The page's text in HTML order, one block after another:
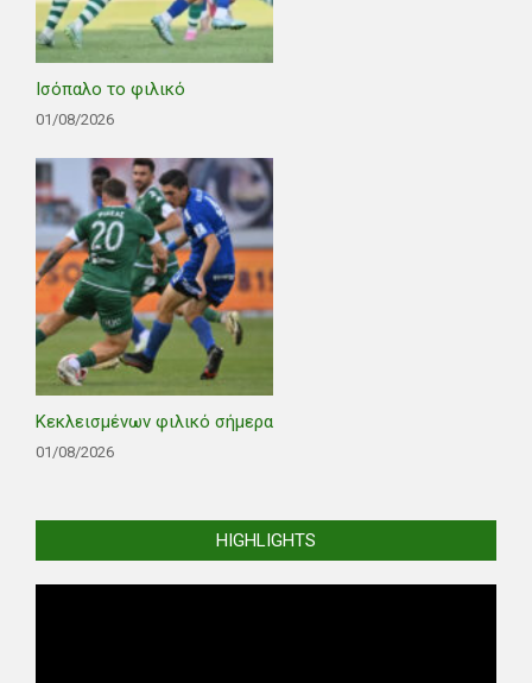
Ισόπαλο το φιλικό
01/08/2026
Κεκλεισμένων φιλικό σήμερα
01/08/2026
HIGHLIGHTS